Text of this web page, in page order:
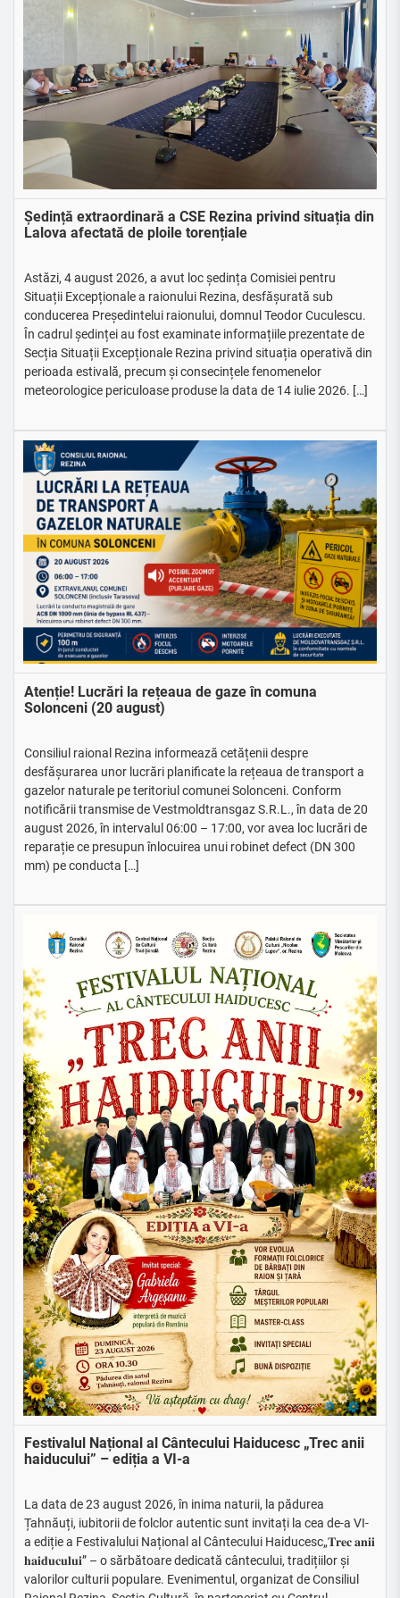
Ședință extraordinară a CSE Rezina privind situația din
Lalova afectată de ploile torențiale
Astăzi, 4 august 2026, a avut loc ședința Comisiei pentru
Situații Excepționale a raionului Rezina, desfășurată sub
conducerea Președintelui raionului, domnul Teodor Cuculescu.
În cadrul ședinței au fost examinate informațiile prezentate de
Secția Situații Excepționale Rezina privind situația operativă din
perioada estivală, precum și consecințele fenomenelor
meteorologice periculoase produse la data de 14 iulie 2026. […]
Atenție! Lucrări la rețeaua de gaze în comuna
Solonceni (20 august)
Consiliul raional Rezina informează cetățenii despre
desfășurarea unor lucrări planificate la rețeaua de transport a
gazelor naturale pe teritoriul comunei Solonceni. Conform
notificării transmise de Vestmoldtransgaz S.R.L., în data de 20
august 2026, în intervalul 06:00 – 17:00, vor avea loc lucrări de
reparație ce presupun înlocuirea unui robinet defect (DN 300
mm) pe conducta […]
Festivalul Național al Cântecului Haiducesc „Trec anii
haiducului” – ediția a VI-a
La data de 23 august 2026, în inima naturii, la pădurea
Țahnăuți, iubitorii de folclor autentic sunt invitați la cea de-a VI-
a ediție a Festivalului Național al Cântecului Haiducesc„𝐓𝐫𝐞𝐜 𝐚𝐧𝐢𝐢
𝐡𝐚𝐢𝐝𝐮𝐜𝐮𝐥𝐮𝐢” – o sărbătoare dedicată cântecului, tradițiilor și
valorilor culturii populare. Evenimentul, organizat de Consiliul